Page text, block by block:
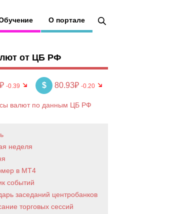
О портале
от ЦБ РФ
-0.39 $ 80.93₽ -0.20
валют по данным ЦБ РФ
неделя
в MT4
событий
заседаний центробанков
торговых сессий